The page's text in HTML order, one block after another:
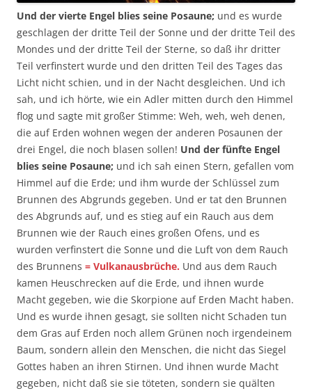
Und der vierte Engel blies seine Posaune; und es wurde
geschlagen der dritte Teil der Sonne und der dritte Teil des
Mondes und der dritte Teil der Sterne, so daß ihr dritter
Teil verfinstert wurde und den dritten Teil des Tages das
Licht nicht schien, und in der Nacht desgleichen. Und ich
sah, und ich hörte, wie ein Adler mitten durch den Himmel
flog und sagte mit großer Stimme: Weh, weh, weh denen,
die auf Erden wohnen wegen der anderen Posaunen der
drei Engel, die noch blasen sollen! Und der fünfte Engel
blies seine Posaune; und ich sah einen Stern, gefallen vom
Himmel auf die Erde; und ihm wurde der Schlüssel zum
Brunnen des Abgrunds gegeben. Und er tat den Brunnen
des Abgrunds auf, und es stieg auf ein Rauch aus dem
Brunnen wie der Rauch eines großen Ofens, und es
wurden verfinstert die Sonne und die Luft von dem Rauch
des Brunnens = Vulkanausbrüche. Und aus dem Rauch
kamen Heuschrecken auf die Erde, und ihnen wurde
Macht gegeben, wie die Skorpione auf Erden Macht haben.
Und es wurde ihnen gesagt, sie sollten nicht Schaden tun
dem Gras auf Erden noch allem Grünen noch irgendeinem
Baum, sondern allein den Menschen, die nicht das Siegel
Gottes haben an ihren Stirnen. Und ihnen wurde Macht
gegeben, nicht daß sie sie töteten, sondern sie quälten